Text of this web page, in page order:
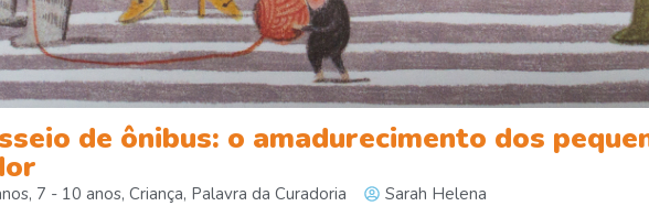
de ônibus: o amadurecimento dos
, 7 - 10 anos, Criança, Palavra da Curadoria Sarah Helena